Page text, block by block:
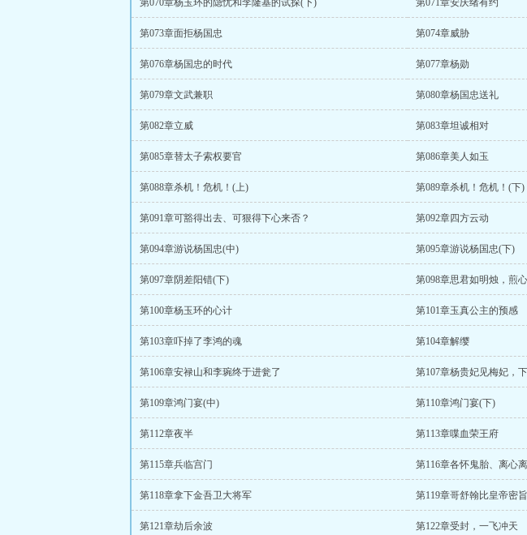
第070章杨玉环的隐忧和李隆基的试探(下) 第071章安庆绪有约
第073章面拒杨国忠 第074章威胁
第076章杨国忠的时代 第077章杨勋
第079章文武兼职 第080章杨国忠送礼
第082章立威 第083章坦诚相对
第085章替太子索权要官 第086章美人如玉
第088章杀机！危机！(上) 第089章杀机！危机！(下)
第091章可豁得出去、可狠得下心来否？ 第092章四方云动
第094章游说杨国忠(中) 第095章游说杨国忠(下)
第097章阴差阳错(下) 第098章思君如明烛，煎
第100章杨玉环的心计 第101章玉真公主的预感
第103章吓掉了李鸿的魂 第104章解缨
第106章安禄山和李琬终于进瓮了 第107章杨贵妃见梅妃，
第109章鸿门宴(中) 第110章鸿门宴(下)
第112章夜半 第113章喋血荣王府
第115章兵临宫门 第116章各怀鬼胎、离心
第118章拿下金吾卫大将军 第119章哥舒翰比皇帝密
第121章劫后余波 第122章受封，一飞冲天